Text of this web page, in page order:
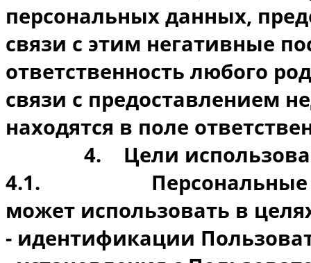
персональных данных,
связи с этим негативные
ответственность любого
связи с предоставлением
находятся в поле
4.
Цели
4.1.
может использовать в
- идентификации